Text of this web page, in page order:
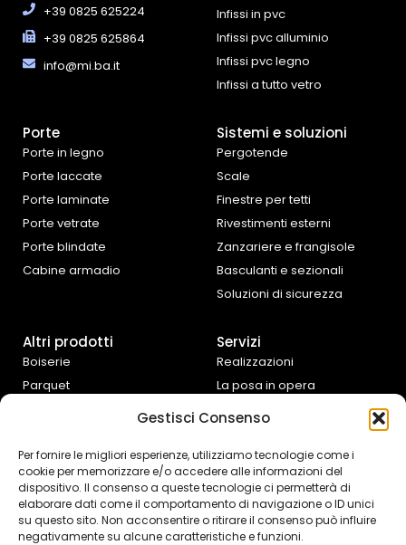
Gestisci Consenso
Per fornire le migliori esperienze, utilizziamo tecnologie come i
cookie per memorizzare e/o accedere alle informazioni del
dispositivo. Il consenso a queste tecnologie ci permetterà di
elaborare dati come il comportamento di navigazione o ID unici
su questo sito. Non acconsentire o ritirare il consenso può influire
negativamente su alcune caratteristiche e funzioni.
+39 0825 625224
+39 0825 625864
info@mi.ba.it
Infissi in pvc
Infissi pvc alluminio
Infissi pvc legno
Infissi a tutto vetro
Porte
Porte in legno
Porte laccate
Porte laminate
Porte vetrate
Porte blindate
Cabine armadio
Sistemi e soluzioni
Pergotende
Scale
Finestre per tetti
Rivestimenti esterni
Zanzariere e frangisole
Basculanti e sezionali
Soluzioni di sicurezza
Altri prodotti
Boiserie
Parquet
d’arredo
Controtelai Scrigno
Servizi
Realizzazioni
La posa in opera
preventivazione
Assistenza fai da te